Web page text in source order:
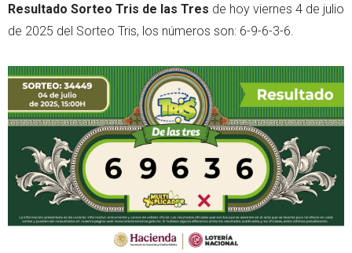
Resultado Sorteo Tris de las Tres de hoy viernes 4 de julio
de 2025 del Sorteo Tris, los números son: 6-9-6-3-6.